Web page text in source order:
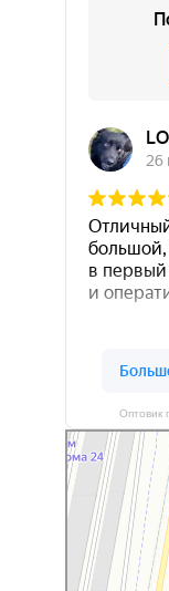
Оптовик
Оптовик групп
Спецодежда в